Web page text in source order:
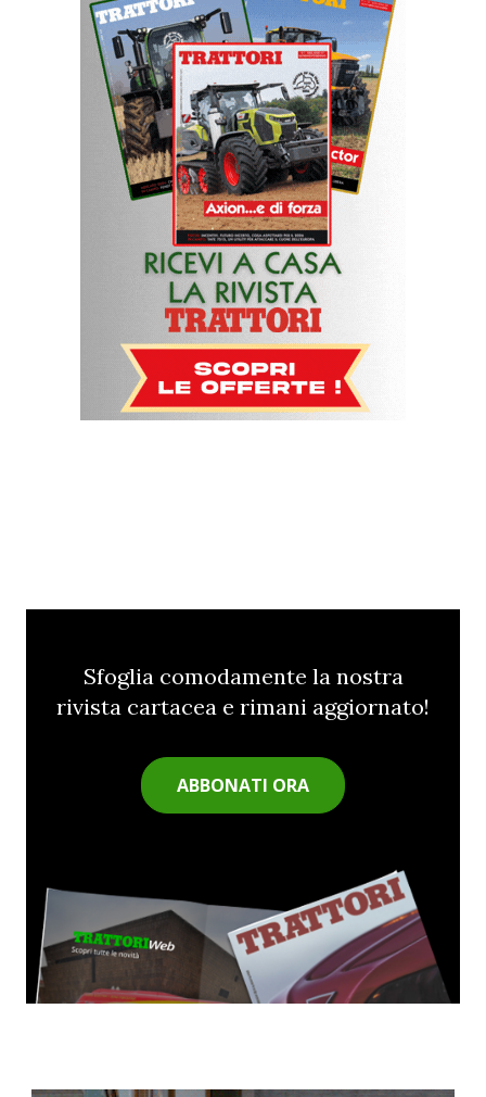
Sfoglia comodamente la nostra
rivista cartacea e rimani aggiornato!
ABBONATI ORA